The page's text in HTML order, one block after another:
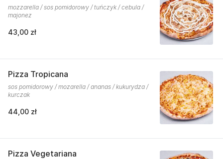
mozzarella / sos pomidorowy / tuńczyk / cebula /
majonez
43,00 zł
Pizza Tropicana
sos pomidorowy / mozarella / ananas / kukurydza /
kurczak
44,00 zł
Pizza Vegetariana